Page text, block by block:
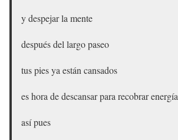
y despejar la mente
después del largo paseo
tus pies ya están cansados
es hora de descansar para recobrar energía
así pues